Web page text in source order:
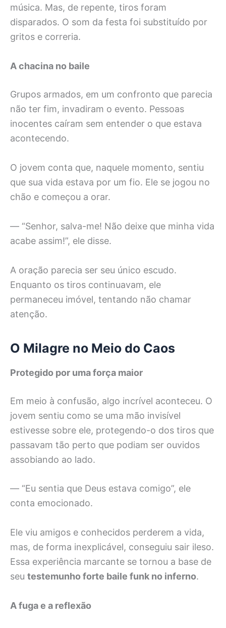
música. Mas, de repente, tiros foram
disparados. O som da festa foi substituído por
gritos e correria.
A chacina no baile
Grupos armados, em um confronto que parecia
não ter fim, invadiram o evento. Pessoas
inocentes caíram sem entender o que estava
acontecendo.
O jovem conta que, naquele momento, sentiu
que sua vida estava por um fio. Ele se jogou no
chão e começou a orar.
— “Senhor, salva-me! Não deixe que minha vida
acabe assim!”, ele disse.
A oração parecia ser seu único escudo.
Enquanto os tiros continuavam, ele
permaneceu imóvel, tentando não chamar
atenção.
O Milagre no Meio do Caos
Protegido por uma força maior
Em meio à confusão, algo incrível aconteceu. O
jovem sentiu como se uma mão invisível
estivesse sobre ele, protegendo-o dos tiros que
passavam tão perto que podiam ser ouvidos
assobiando ao lado.
— “Eu sentia que Deus estava comigo”, ele
conta emocionado.
Ele viu amigos e conhecidos perderem a vida,
mas, de forma inexplicável, conseguiu sair ileso.
Essa experiência marcante se tornou a base de
seu testemunho forte baile funk no inferno.
A fuga e a reflexão